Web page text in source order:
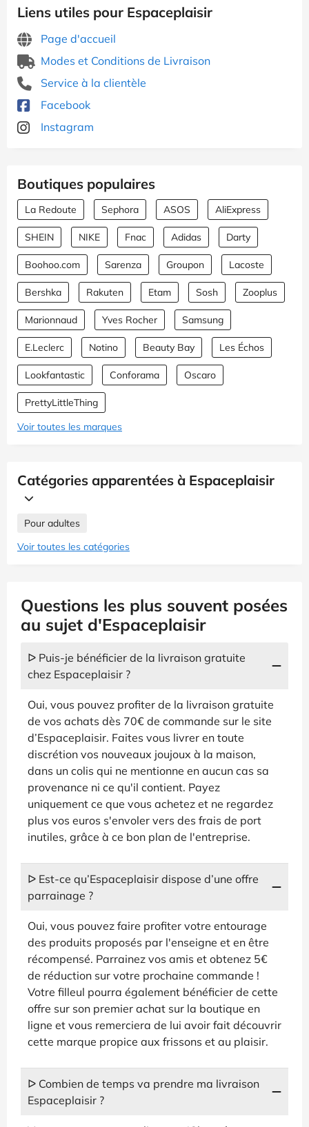
Liens utiles pour Espaceplaisir
Page d'accueil
Modes et Conditions de Livraison
Service à la clientèle
Facebook
Instagram
Boutiques populaires
La Redoute Sephora ASOS AliExpress
SHEIN NIKE Fnac Adidas Darty
Boohoo.com Sarenza Groupon Lacoste
Bershka Rakuten Etam Sosh Zooplus
Marionnaud Yves Rocher Samsung
E.Leclerc Notino Beauty Bay Les Échos
Lookfantastic Conforama Oscaro
PrettyLittleThing
Voir toutes les marques
Catégories apparentées à Espaceplaisir
Pour adultes
Voir toutes les catégories
Questions les plus souvent posées
au sujet d'Espaceplaisir
ᐅ Puis-je bénéficier de la livraison gratuite
chez Espaceplaisir ?
Oui, vous pouvez profiter de la livraison gratuite
de vos achats dès 70€ de commande sur le site
d’Espaceplaisir. Faites vous livrer en toute
discrétion vos nouveaux joujoux à la maison,
dans un colis qui ne mentionne en aucun cas sa
provenance ni ce qu'il contient. Payez
uniquement ce que vous achetez et ne regardez
plus vos euros s'envoler vers des frais de port
inutiles, grâce à ce bon plan de l'entreprise.
ᐅ Est-ce qu’Espaceplaisir dispose d’une offre
parrainage ?
Oui, vous pouvez faire profiter votre entourage
des produits proposés par l'enseigne et en être
récompensé. Parrainez vos amis et obtenez 5€
de réduction sur votre prochaine commande !
Votre filleul pourra également bénéficier de cette
offre sur son premier achat sur la boutique en
ligne et vous remerciera de lui avoir fait découvrir
cette marque propice aux frissons et au plaisir.
ᐅ Combien de temps va prendre ma livraison
Espaceplaisir ?